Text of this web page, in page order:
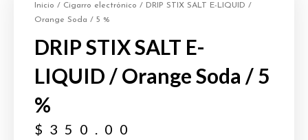
Inicio / Cigarro electrónico / DRIP STIX SALT E-LIQUID /
Orange Soda / 5 %
DRIP STIX SALT E-
LIQUID / Orange Soda / 5
%
$ 350.00